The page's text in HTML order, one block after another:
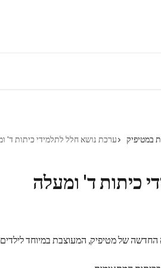
במטיפיק ערכת נושא חלל לתלמידי כיתות ד'
כיתות ד' ומעלה
של מטיפיק, המעוצבת במיוחד